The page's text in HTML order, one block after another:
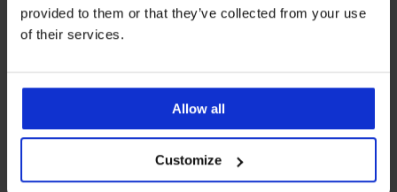
provided to them or that they’ve collected from your use
of their services.
Allow all
Customize